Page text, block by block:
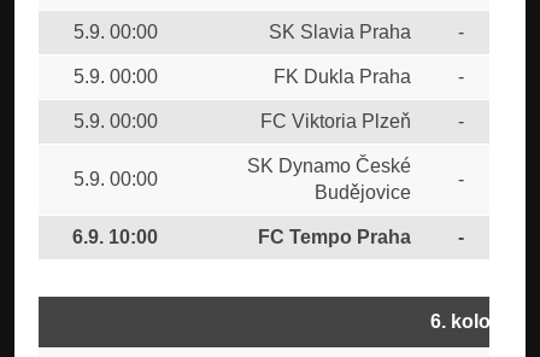
5.9. 00:00 SK Slavia Praha -
5.9. 00:00 FK Dukla Praha -
5.9. 00:00 FC Viktoria Plzeň -
5.9. 00:00
SK Dynamo České
Budějovice
-
6.9. 10:00 FC Tempo Praha -
6. kolo